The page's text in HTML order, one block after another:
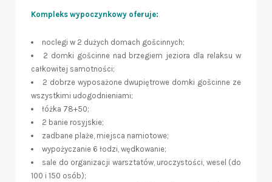
Kompleks wypoczynkowy oferuje:
noclegi w 2 dużych domach gošcinnych;
2 domki gošcinne nad brzegiem jeziora dla relaksu w
całkowitej samotności;
2 dobrze wyposażone dwupiętrowe domki gošcinne ze
wszystkimi udogodnieniami;
łóżka 78+50;
2 banie rosyjskie;
zadbane plaże, miejsca namiotowe;
wypożyczanie 6 łodzi, wędkowanie;
sale do organizacji warsztatów, uroczystości, wesel (do
100 i 150 osób);